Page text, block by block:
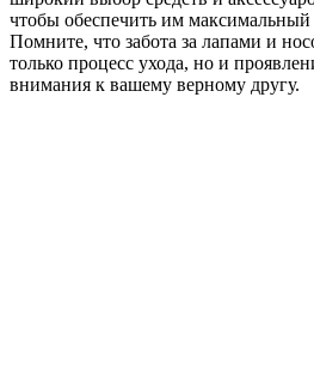
чтобы обеспечить им максимальный
Помните, что забота за лапами и
только процесс ухода, но и
внимания к вашему верному другу.